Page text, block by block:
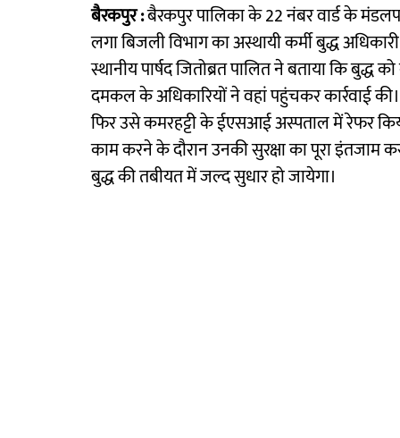
बैरकपुर :बैरकपुर पालिका के 22 नंबर वार्ड के
लगा बिजली विभाग का अस्थायी कर्मी बुद्ध
स्थानीय पार्षद जितोब्रत पालित ने बताया कि
दमकल के अधिकारियों ने वहां पहुंचकर कार्रवाई
फिर उसे कमरहट्टी के ईएसआई अस्पताल में रेफर
काम करने के दौरान उनकी सुरक्षा का पूरा इंतजाम
बुद्ध की तबीयत में जल्द सुधार हो जायेगा।